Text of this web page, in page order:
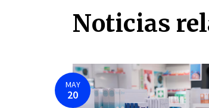
Noticias
MAY
20